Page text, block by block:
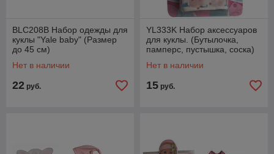
BLC208B Набор одежды для
куклы "Yale baby" (Размер
до 45 см)
Нет в наличии
22 руб.
YL333K Набор аксессуаров
для куклы. (Бутылочка,
памперс, пустышка, соска)
Нет в наличии
15 руб.